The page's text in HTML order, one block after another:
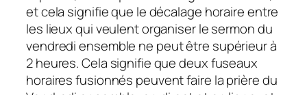
et cela signifie que le décalage horaire entre
les lieux qui veulent organiser le sermon du
vendredi ensemble ne peut être supérieur à
2 heures. Cela signifie que deux fuseaux
horaires fusionnés peuvent faire la prière du